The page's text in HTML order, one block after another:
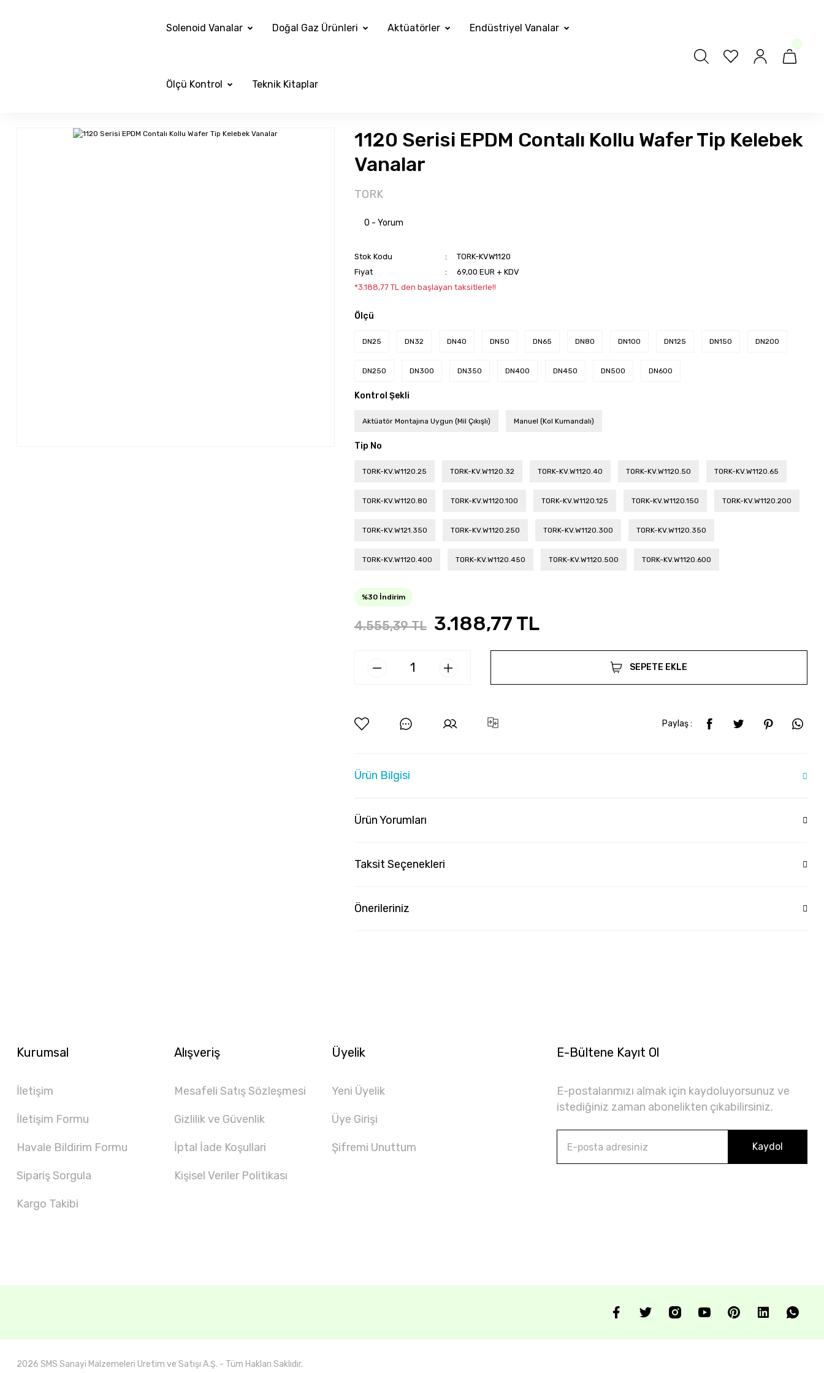
Solenoid Vanalar Doğal Gaz Ürünleri Aktüatörler Endüstriyel Vanalar
Ölçü Kontrol Teknik Kitaplar
1120 Serisi EPDM Contalı Kollu Wafer Tip Kelebek
Vanalar
TORK
0 - Yorum
Stok Kodu
TORK-KVW1120
Fiyat
69,00 EUR + KDV
*3.188,77 TL den başlayan taksitlerle!!
Ölçü
DN25 DN32 DN40 DN50 DN65 DN80 DN100 DN125 DN150 DN200
DN250 DN300 DN350 DN400 DN450 DN500 DN600
Kontrol Şekli
Aktüatör Montajına Uygun (Mil Çıkışlı) Manuel (Kol Kumandalı)
Tip No
TORK-KV.W1120.25 TORK-KV.W1120.32 TORK-KV.W1120.40 TORK-KV.W1120.50 TORK-KV.W1120.65
TORK-KV.W1120.80 TORK-KV.W1120.100 TORK-KV.W1120.125 TORK-KV.W1120.150 TORK-KV.W1120.200
TORK-KV.W121.350 TORK-KV.W1120.250 TORK-KV.W1120.300 TORK-KV.W1120.350
TORK-KV.W1120.400 TORK-KV.W1120.450 TORK-KV.W1120.500 TORK-KV.W1120.600
%30 İndirim
4.555,39 TL 3.188,77 TL
SEPETE EKLE
Paylaş :
Ürün Bilgisi
Ürün Yorumları
Taksit Seçenekleri
Önerileriniz
Kurumsal
İletişim
İletişim Formu
Havale Bildirim Formu
Sipariş Sorgula
Kargo Takibi
Alışveriş
Mesafeli Satış Sözleşmesi
Gizlilik ve Güvenlik
İptal İade Koşullari
Kişisel Veriler Politikası
Üyelik
Yeni Üyelik
Üye Girişi
Şifremi Unuttum
E-Bültene Kayıt Ol
E-postalarımızı almak için kaydoluyorsunuz ve
istediğiniz zaman abonelikten çıkabilirsiniz.
Kaydol
2026 SMS Sanayi Malzemeleri Uretim ve Satışı A.Ş. - Tüm Hakları Saklıdır.